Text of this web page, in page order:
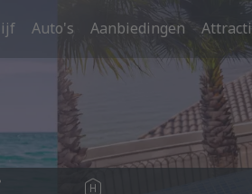
Auto's Aanbiedingen